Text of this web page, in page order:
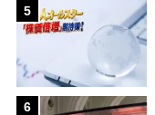
5
6